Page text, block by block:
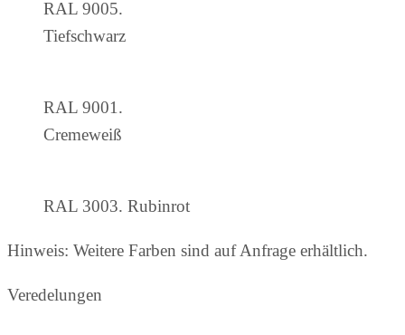
RAL 9005.
Tiefschwarz
RAL 9001.
Cremeweiß
RAL 3003. Rubinrot
Hinweis: Weitere Farben sind auf Anfrage erhältlich.
Veredelungen